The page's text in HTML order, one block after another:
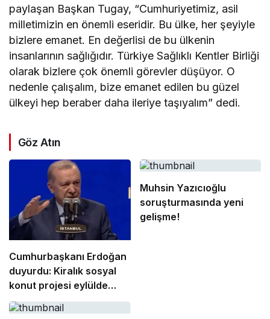
paylaşan Başkan Tugay, “Cumhuriyetimiz, asil
milletimizin en önemli eseridir. Bu ülke, her şeyiyle
bizlere emanet. En değerlisi de bu ülkenin
insanlarının sağlığıdır. Türkiye Sağlıklı Kentler Birliği
olarak bizlere çok önemli görevler düşüyor. O
nedenle çalışalım, bize emanet edilen bu güzel
ülkeyi hep beraber daha ileriye taşıyalım” dedi.
Göz Atın
Cumhurbaşkanı Erdoğan
duyurdu: Kiralık sosyal
konut projesi eylülde
başlıyor
Muhsin Yazıcıoğlu
soruşturmasında yeni
gelişme!